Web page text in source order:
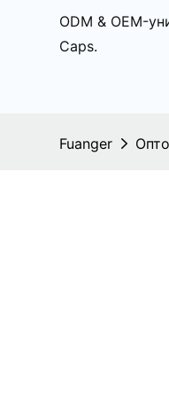
ODM & OEM-
Caps.
Fuanger